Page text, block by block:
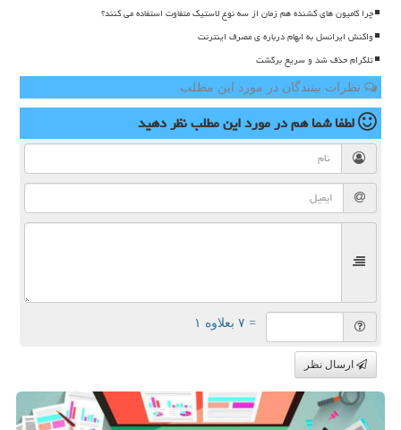
چرا کامیون های کشنده هم زمان از سه نوع لاستیک متفاوت استفاده می کنند؟
واکنش ایرانسل به ابهام درباره ی مصرف اینترنت
تلگرام حذف شد و سریع برگشت
نظرات بینندگان در مورد این مطلب
لطفا شما همدر مورد این مطلبنظر دهید
= ۷ بعلاوه ۱
ارسال نظر